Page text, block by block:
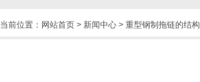
当前位置： 网站首页> 新闻中心> 重型钢制拖链的结构